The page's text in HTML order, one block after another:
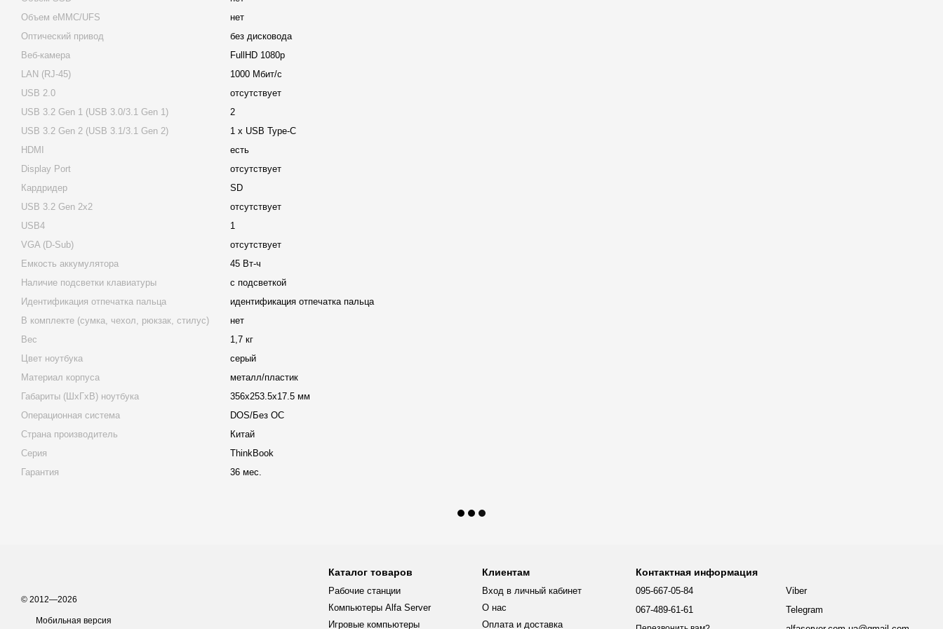
Объем eMMC/UFS
нет
Оптический привод
без дисковода
Веб-камера
FullHD 1080p
LAN (RJ-45)
1000 Мбит/с
USB 2.0
отсутствует
USB 3.2 Gen 1 (USB 3.0/3.1 Gen 1)
2
USB 3.2 Gen 2 (USB 3.1/3.1 Gen 2)
1 х USB Type-C
HDMI
есть
Display Port
отсутствует
Кардридер
SD
USB 3.2 Gen 2x2
отсутствует
USB4
1
VGA (D-Sub)
отсутствует
Емкость аккумулятора
45 Вт-ч
Наличие подсветки клавиатуры
с подсветкой
Идентификация отпечатка пальца
идентификация отпечатка пальца
В комплекте (сумка, чехол, рюкзак, стилус)
нет
Вес
1,7 кг
Цвет ноутбука
серый
Материал корпуса
металл/пластик
Габариты (ШхГхВ) ноутбука
356х253.5х17.5 мм
Операционная система
DOS/Без ОС
Страна производитель
Китай
Серия
ThinkBook
Гарантия
36 мес.
© 2012—2026
Мобильная версия
Каталог товаров
Рабочие станции
Компьютеры Alfa Server
Игровые компьютеры
Клиентам
Вход в личный кабинет
О нас
Оплата и доставка
Контактная информация
095-667-05-84
067-489-61-61
Viber
Telegram